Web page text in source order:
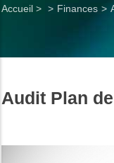
Fil
Accueil > Finances
Audit Plan